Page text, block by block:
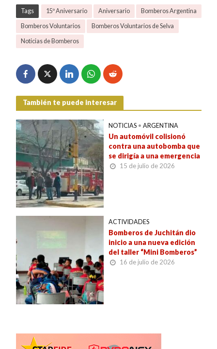
Tags 15º Aniversario Aniversario Bomberos Argentina
Bomberos Voluntarios Bomberos Voluntarios de Selva
Noticias de Bomberos
También te puede interesar
NOTICIAS • ARGENTINA
Un automóvil colisionó
contra una autobomba que
se dirigía a una emergencia
15 de julio de 2026
ACTIVIDADES
Bomberos de Juchitán dio
inicio a una nueva edición
del taller “Mini Bomberos”
16 de julio de 2026